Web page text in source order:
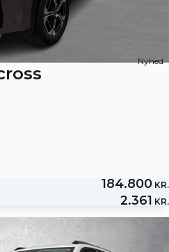
Nyhed
184.800 KR.
2.361 KR.